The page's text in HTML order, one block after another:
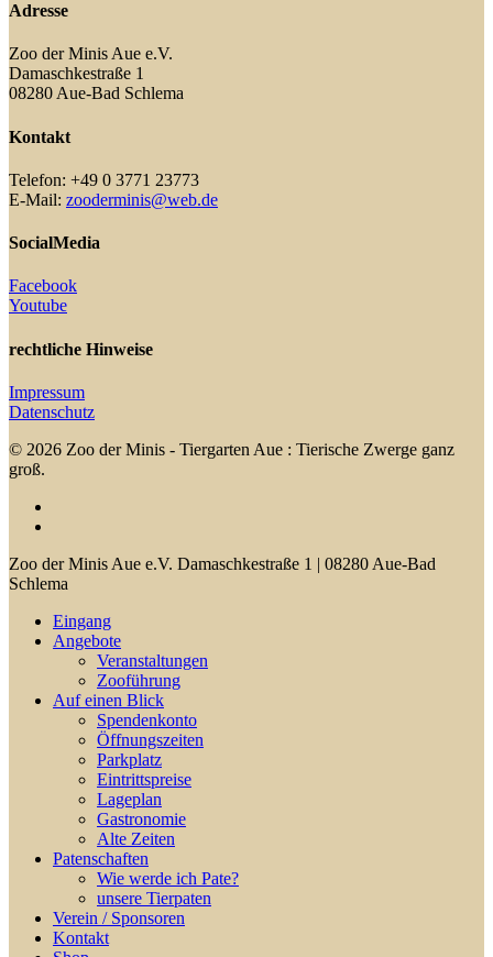
Adresse
Zoo der Minis Aue e.V.
Damaschkestraße 1
08280 Aue-Bad Schlema
Kontakt
Telefon: +49 0 3771 23773
E-Mail: zooderminis@web.de
SocialMedia
Facebook
Youtube
rechtliche Hinweise
Impressum
Datenschutz
© 2026 Zoo der Minis - Tiergarten Aue : Tierische Zwerge ganz
groß.
Close
Menu
Zoo der Minis Aue e.V. Damaschkestraße 1 | 08280 Aue-Bad
Schlema
Eingang
Angebote
Veranstaltungen
Zooführung
Auf einen Blick
Spendenkonto
Öffnungszeiten
Parkplatz
Eintrittspreise
Lageplan
Gastronomie
Alte Zeiten
Patenschaften
Wie werde ich Pate?
unsere Tierpaten
Verein / Sponsoren
Kontakt